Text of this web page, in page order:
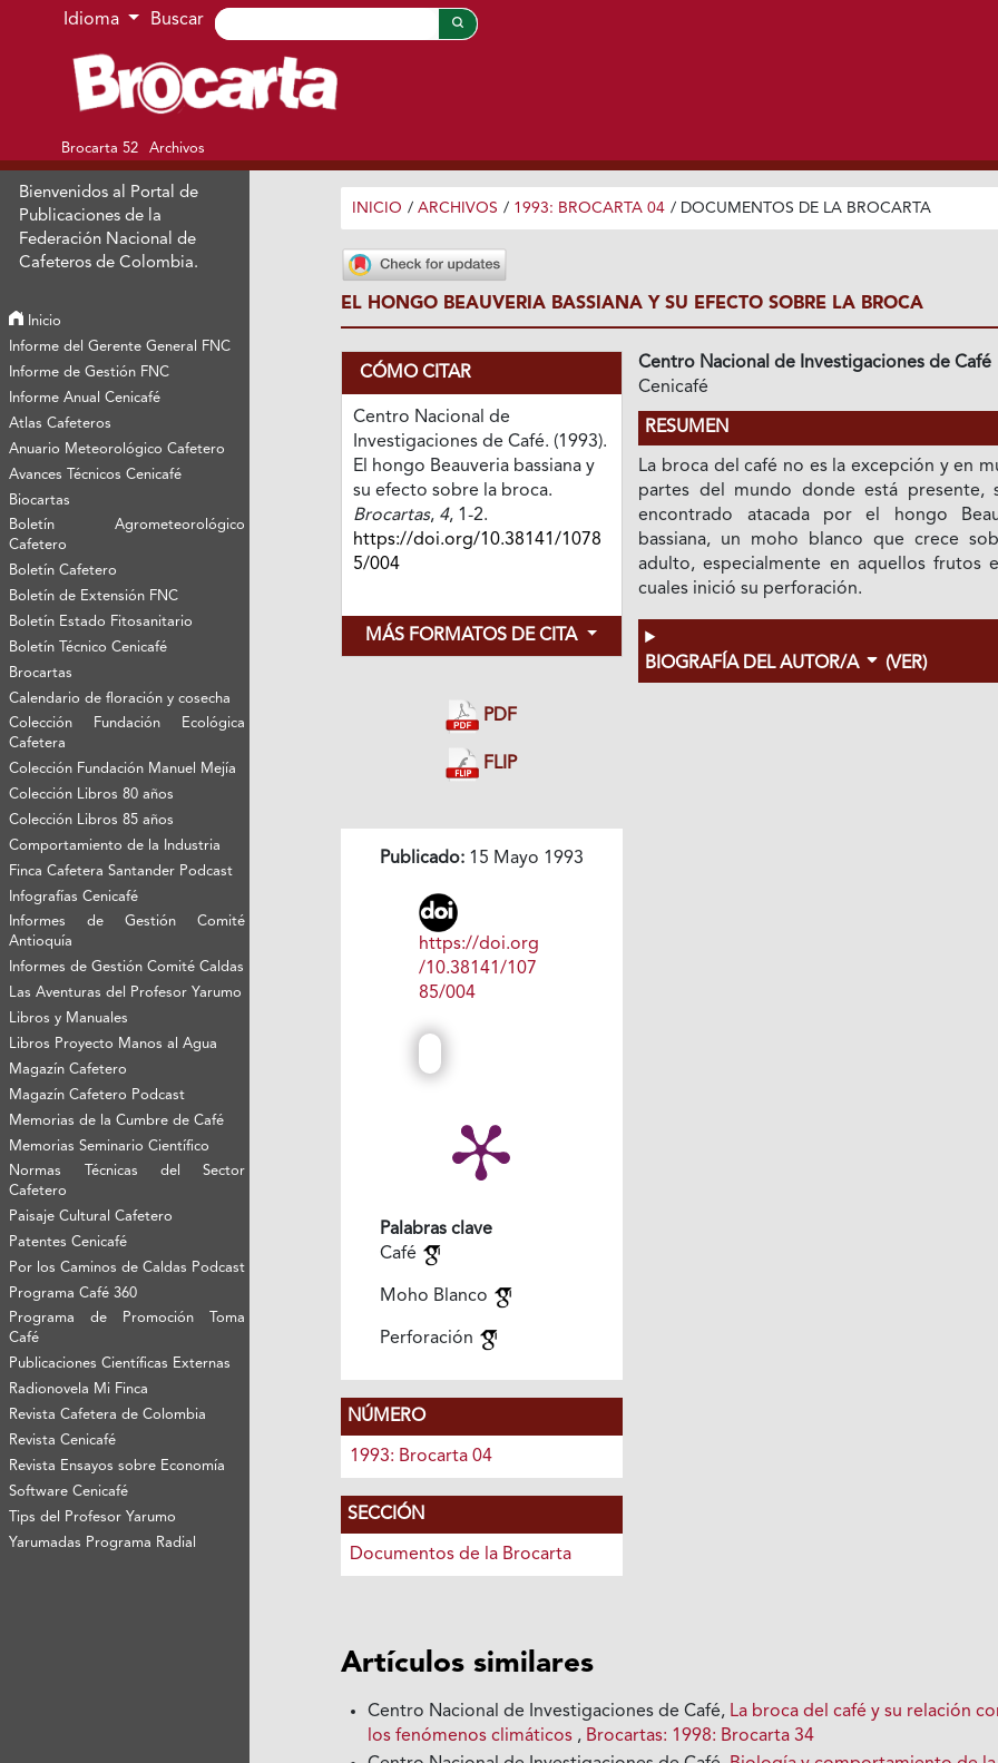
Ir al menú de navegación principal
Ir al contenido principal
Ir al pie de página del sitio
Idioma Buscar
Brocarta 52 Archivos
Bienvenidos al Portal de
Publicaciones de la
Federación Nacional de
Cafeteros de Colombia.
Inicio
Informe del Gerente General FNC
Informe de Gestión FNC
Informe Anual Cenicafé
Atlas Cafeteros
Anuario Meteorológico Cafetero
Avances Técnicos Cenicafé
Biocartas
Boletín Agrometeorológico
Cafetero
Boletín Cafetero
Boletín de Extensión FNC
Boletín Estado Fitosanitario
Boletín Técnico Cenicafé
Brocartas
Calendario de floración y cosecha
Colección Fundación Ecológica
Cafetera
Colección Fundación Manuel Mejía
Colección Libros 80 años
Colección Libros 85 años
Comportamiento de la Industria
Finca Cafetera Santander Podcast
Infografías Cenicafé
Informes de Gestión Comité
Antioquía
Informes de Gestión Comité Caldas
Las Aventuras del Profesor Yarumo
Libros y Manuales
Libros Proyecto Manos al Agua
Magazín Cafetero
Magazín Cafetero Podcast
Memorias de la Cumbre de Café
Memorias Seminario Científico
Normas Técnicas del Sector
Cafetero
Paisaje Cultural Cafetero
Patentes Cenicafé
Por los Caminos de Caldas Podcast
Programa Café 360
Programa de Promoción Toma
Café
Publicaciones Científicas Externas
Radionovela Mi Finca
Revista Cafetera de Colombia
Revista Cenicafé
Revista Ensayos sobre Economía
Software Cenicafé
Tips del Profesor Yarumo
Yarumadas Programa Radial
INICIO / ARCHIVOS / 1993: BROCARTA 04 / DOCUMENTOS DE LA BROCARTA
EL HONGO BEAUVERIA BASSIANA Y SU EFECTO SOBRE LA BROCA
CÓMO CITAR
Centro Nacional de
Investigaciones de Café. (1993).
El hongo Beauveria bassiana y
su efecto sobre la broca.
Brocartas, 4, 1-2.
https://doi.org/10.38141/1078
5/004
MÁS FORMATOS DE CITA
PDF
FLIP
Publicado:15 Mayo 1993
https://doi.org
/10.38141/107
85/004
Palabras clave
Café
Moho Blanco
Perforación
NÚMERO
1993: Brocarta 04
SECCIÓN
Documentos de la Brocarta
Centro Nacional de Investigaciones de Café
Cenicafé
RESUMEN
La broca del café no es la excepción y en
partes del mundo donde está presente,
encontrado atacada por el hongo
bassiana, un moho blanco que crece
adulto, especialmente en aquellos frutos
cuales inició su perforación.
BIOGRAFÍA DEL AUTOR/A (VER)
Artículos similares
Centro Nacional de Investigaciones de Café, La broca del café y su relación
los fenómenos climáticos , Brocartas: 1998: Brocarta 34